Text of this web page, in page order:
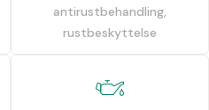
antirustbehandling,
rustbeskyttelse